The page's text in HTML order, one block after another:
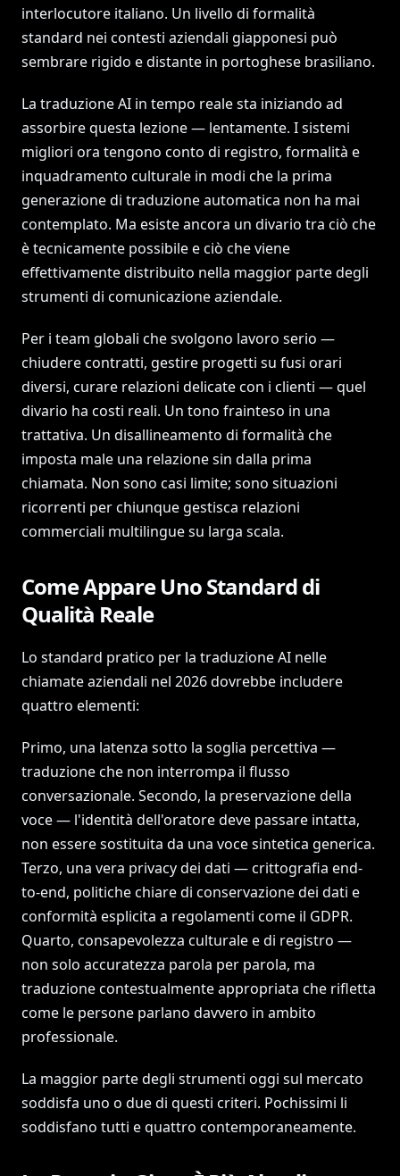
interlocutore italiano. Un livello di formalità
standard nei contesti aziendali giapponesi può
sembrare rigido e distante in portoghese brasiliano.
La traduzione AI in tempo reale sta iniziando ad
assorbire questa lezione — lentamente. I sistemi
migliori ora tengono conto di registro, formalità e
inquadramento culturale in modi che la prima
generazione di traduzione automatica non ha mai
contemplato. Ma esiste ancora un divario tra ciò che
è tecnicamente possibile e ciò che viene
effettivamente distribuito nella maggior parte degli
strumenti di comunicazione aziendale.
Per i team globali che svolgono lavoro serio —
chiudere contratti, gestire progetti su fusi orari
diversi, curare relazioni delicate con i clienti — quel
divario ha costi reali. Un tono frainteso in una
trattativa. Un disallineamento di formalità che
imposta male una relazione sin dalla prima
chiamata. Non sono casi limite; sono situazioni
ricorrenti per chiunque gestisca relazioni
commerciali multilingue su larga scala.
Come Appare Uno Standard di
Qualità Reale
Lo standard pratico per la traduzione AI nelle
chiamate aziendali nel 2026 dovrebbe includere
quattro elementi:
Primo, una latenza sotto la soglia percettiva —
traduzione che non interrompa il flusso
conversazionale. Secondo, la preservazione della
voce — l'identità dell'oratore deve passare intatta,
non essere sostituita da una voce sintetica generica.
Terzo, una vera privacy dei dati — crittografia end-
to-end, politiche chiare di conservazione dei dati e
conformità esplicita a regolamenti come il GDPR.
Quarto, consapevolezza culturale e di registro —
non solo accuratezza parola per parola, ma
traduzione contestualmente appropriata che rifletta
come le persone parlano davvero in ambito
professionale.
La maggior parte degli strumenti oggi sul mercato
soddisfa uno o due di questi criteri. Pochissimi li
soddisfano tutti e quattro contemporaneamente.